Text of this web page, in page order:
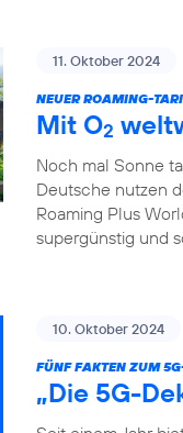
11. Oktober 2024
NEUER ROAMING-
Mit O2
Noch mal Sonne
Deutsche nutzen
Roaming Plus
supergünstig und
10. Oktober 2024
FÜNF FAKTEN ZUM
„Die 5G-